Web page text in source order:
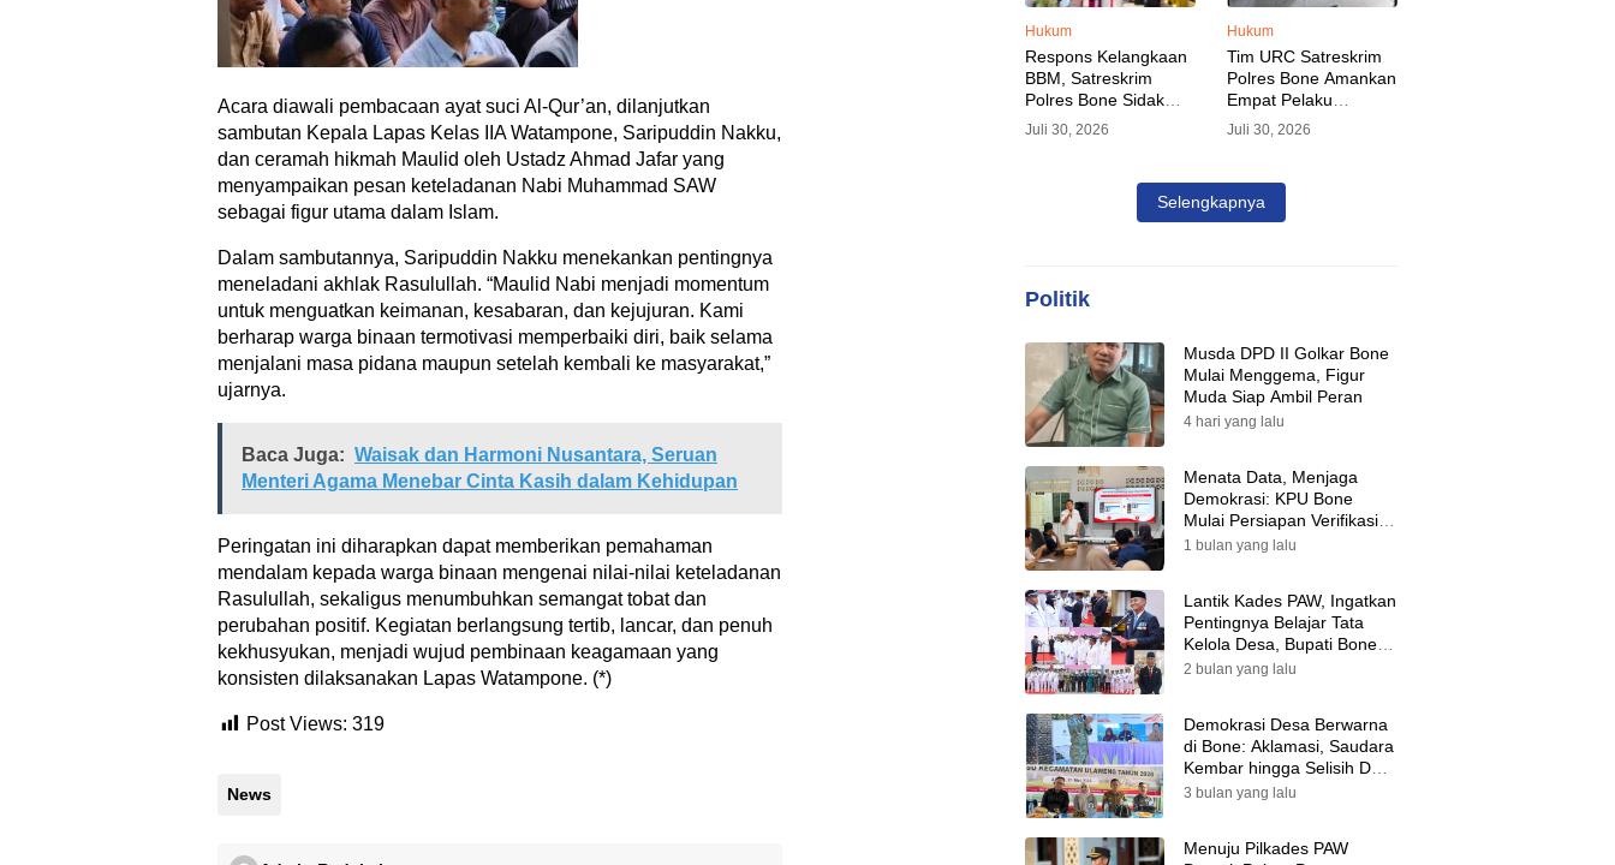
Acara diawali pembacaan ayat suci Al-Qur’an, dilanjutkan
sambutan Kepala Lapas Kelas IIA Watampone, Saripuddin Nakku,
dan ceramah hikmah Maulid oleh Ustadz Ahmad Jafar yang
menyampaikan pesan keteladanan Nabi Muhammad SAW
sebagai figur utama dalam Islam.
Dalam sambutannya, Saripuddin Nakku menekankan pentingnya
meneladani akhlak Rasulullah. “Maulid Nabi menjadi momentum
untuk menguatkan keimanan, kesabaran, dan kejujuran. Kami
berharap warga binaan termotivasi memperbaiki diri, baik selama
menjalani masa pidana maupun setelah kembali ke masyarakat,”
ujarnya.
Baca Juga: Waisak dan Harmoni Nusantara, Seruan
Menteri Agama Menebar Cinta Kasih dalam Kehidupan
Peringatan ini diharapkan dapat memberikan pemahaman
mendalam kepada warga binaan mengenai nilai-nilai keteladanan
Rasulullah, sekaligus menumbuhkan semangat tobat dan
perubahan positif. Kegiatan berlangsung tertib, lancar, dan penuh
kekhusyukan, menjadi wujud pembinaan keagamaan yang
konsisten dilaksanakan Lapas Watampone. (*)
Post Views: 319
News
Hukum
Respons Kelangkaan
BBM, Satreskrim
Polres Bone Sidak
SPBU dan Pangkalan
LPG, AKP Alvin Aji
SPBU Agar Distribusi
BBM Tepat Sasaran
Juli 30, 2026
Hukum
Tim URC Satreskrim
Polres Bone Amankan
Empat Pelaku
Pencurian Aset PLN,
Kerugian Ditaksir
Juli 30, 2026
Selengkapnya
Politik
Musda DPD II Golkar Bone
Mulai Menggema, Figur
Muda Siap Ambil Peran
4 hari yang lalu
Menata Data, Menjaga
Demokrasi: KPU Bone
Mulai Persiapan Verifikasi
Partai Politik Menuju Pemilu
1 bulan yang lalu
Lantik Kades PAW, Ingatkan
Pentingnya Belajar Tata
Kelola Desa, Bupati Bone:
Tak Ada Lagi Kubu,
2 bulan yang lalu
Demokrasi Desa Berwarna
di Bone: Aklamasi, Saudara
Kembar hingga Selisih Dua
Suara Warnai Pilkades PAW
3 bulan yang lalu
Menuju Pilkades PAW